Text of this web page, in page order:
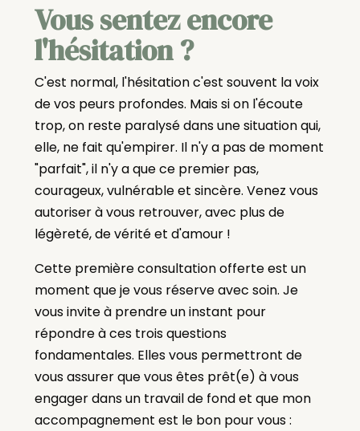
Vous sentez encore
l'hésitation ?
C'est normal, l'hésitation c'est souvent la voix
de vos peurs profondes. Mais si on l'écoute
trop, on reste paralysé dans une situation qui,
elle, ne fait qu'empirer. Il n'y a pas de moment
"parfait", il n'y a que ce premier pas,
courageux, vulnérable et sincère. Venez vous
autoriser à vous retrouver, avec plus de
légèreté, de vérité et d'amour !
Cette première consultation offerte est un
moment que je vous réserve avec soin. Je
vous invite à prendre un instant pour
répondre à ces trois questions
fondamentales. Elles vous permettront de
vous assurer que vous êtes prêt(e) à vous
engager dans un travail de fond et que mon
accompagnement est le bon pour vous :